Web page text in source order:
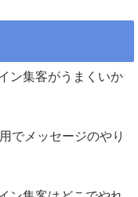
ン集客がうまくいか
でメッセージのやり